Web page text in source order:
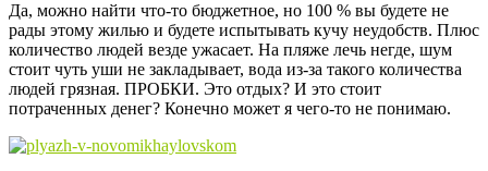
Да, можно найти что-то бюджетное, но 100 % вы будете не
рады этому жилью и будете испытывать кучу неудобств. Плюс
количество людей везде ужасает. На пляже лечь негде, шум
стоит чуть уши не закладывает, вода из-за такого количества
людей грязная. ПРОБКИ. Это отдых? И это стоит
потраченных денег? Конечно может я чего-то не понимаю.